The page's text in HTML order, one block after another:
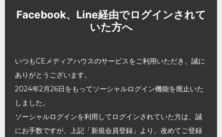
Facebook、Line経由でログインされて
いた方へ
いつもCEメディアハウスのサービスをご利用いただき、誠に
ありがとうございます。
2024年2月26日をもってソーシャルログイン機能を廃止いた
しました。
ソーシャルログインを利用してログインされていた方は、誠
にお手数ですが、上記「新規会員登録」より、改めてご登録